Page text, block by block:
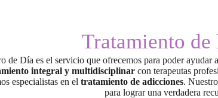
Tratamiento de
de Día es el servicio que ofrecemos para poder ayudar
integral y multidisciplinar con terapeutas
especialistas en el tratamiento de adicciones.
para lograr una verdadera